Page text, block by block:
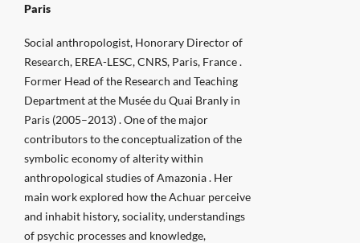
Paris
Social anthropologist, Honorary Director of
Research, EREA-LESC, CNRS, Paris, France .
Former Head of the Research and Teaching
Department at the Musée du Quai Branly in
Paris (2005–2013) . One of the major
contributors to the conceptualization of the
symbolic economy of alterity within
anthropological studies of Amazonia . Her
main work explored how the Achuar perceive
and inhabit history, sociality, understandings
of psychic processes and knowledge,